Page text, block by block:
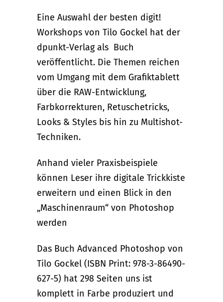
Eine Auswahl der besten digit!
Workshops von Tilo Gockel hat der
dpunkt-Verlag als Buch
veröffentlicht. Die Themen reichen
vom Umgang mit dem Grafiktablett
über die RAW-Entwicklung,
Farbkorrekturen, Retuschetricks,
Looks & Styles bis hin zu Multishot-
Techniken.
Anhand vieler Praxisbeispiele
können Leser ihre digitale Trickkiste
erweitern und einen Blick in den
„Maschinenraum“ von Photoshop
werden
Das Buch Advanced Photoshop von
Tilo Gockel (ISBN Print: 978-3-86490-
627-5) hat 298 Seiten uns ist
komplett in Farbe produziert und